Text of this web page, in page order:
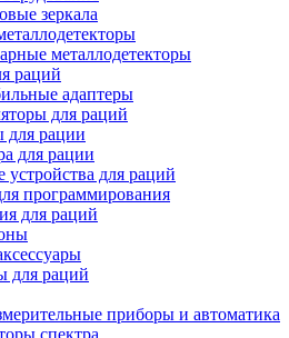
зеркала
металлодетекторы
раций
адаптеры
для раций
для рации
для рации
устройства для раций
программирования
для раций
для раций
приборы и автоматика
спектра